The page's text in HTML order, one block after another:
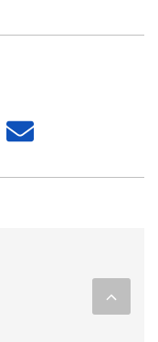
Share